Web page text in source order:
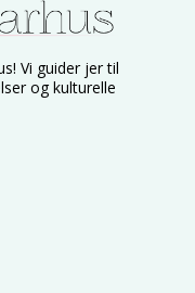
Vi guider jer til
og kulturelle